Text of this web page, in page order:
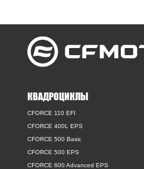
КВАДРОЦИКЛЫ
CFORCE 110 EFI
CFORCE 400L EPS
CFORCE 500 Basic
CFORCE 500 EPS
CFORCE 600 Advanced EPS